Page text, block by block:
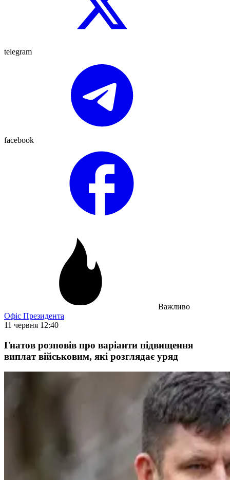
telegram
facebook
Важливо
Офіс Президента
11 червня 12:40
Гнатов розповів про варіанти підвищення
виплат військовим, які розглядає уряд